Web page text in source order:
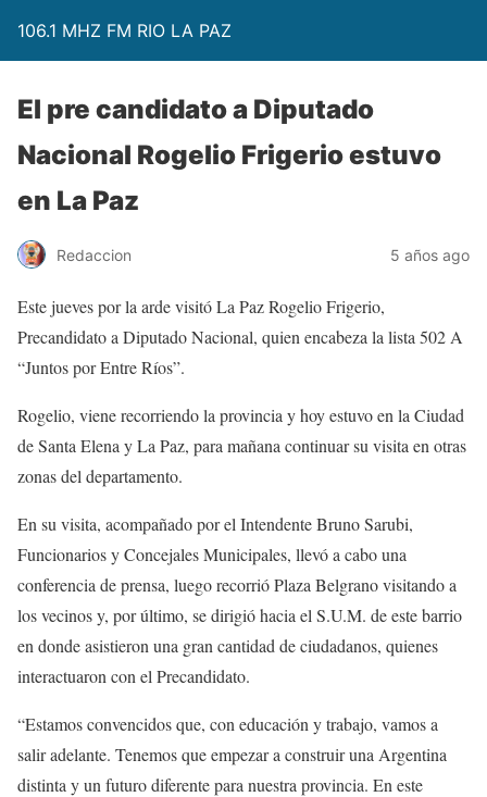
106.1 MHZ FM RIO LA PAZ
El pre candidato a Diputado
Nacional Rogelio Frigerio estuvo
en La Paz
Redaccion 5 años ago
Este jueves por la arde visitó La Paz Rogelio Frigerio,
Precandidato a Diputado Nacional, quien encabeza la lista 502 A
“Juntos por Entre Ríos”.
Rogelio, viene recorriendo la provincia y hoy estuvo en la Ciudad
de Santa Elena y La Paz, para mañana continuar su visita en otras
zonas del departamento.
En su visita, acompañado por el Intendente Bruno Sarubi,
Funcionarios y Concejales Municipales, llevó a cabo una
conferencia de prensa, luego recorrió Plaza Belgrano visitando a
los vecinos y, por último, se dirigió hacia el S.U.M. de este barrio
en donde asistieron una gran cantidad de ciudadanos, quienes
interactuaron con el Precandidato.
“Estamos convencidos que, con educación y trabajo, vamos a
salir adelante. Tenemos que empezar a construir una Argentina
distinta y un futuro diferente para nuestra provincia. En este